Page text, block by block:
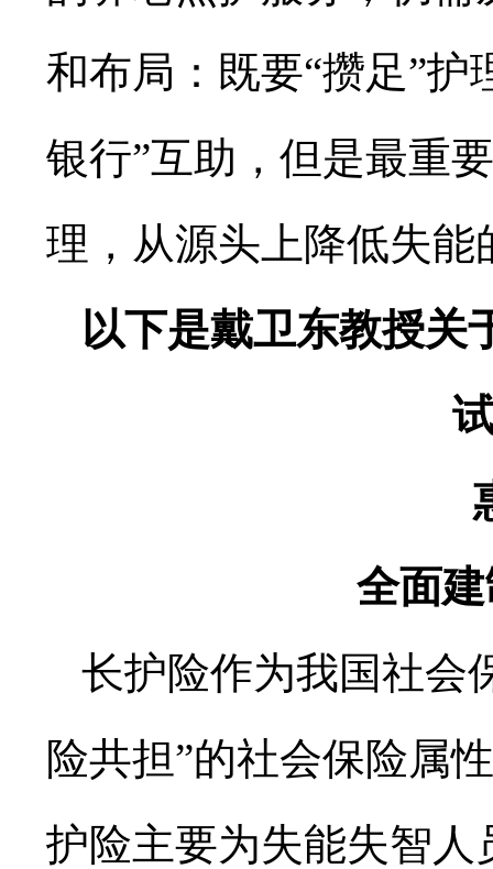
和布局：既要“攒足”
银行”互助，但是最重
理，从源头上降低失能
以下是戴卫东教授关
全面
长护险作为我国社会
险共担”的社会保险属
护险主要为失能失智